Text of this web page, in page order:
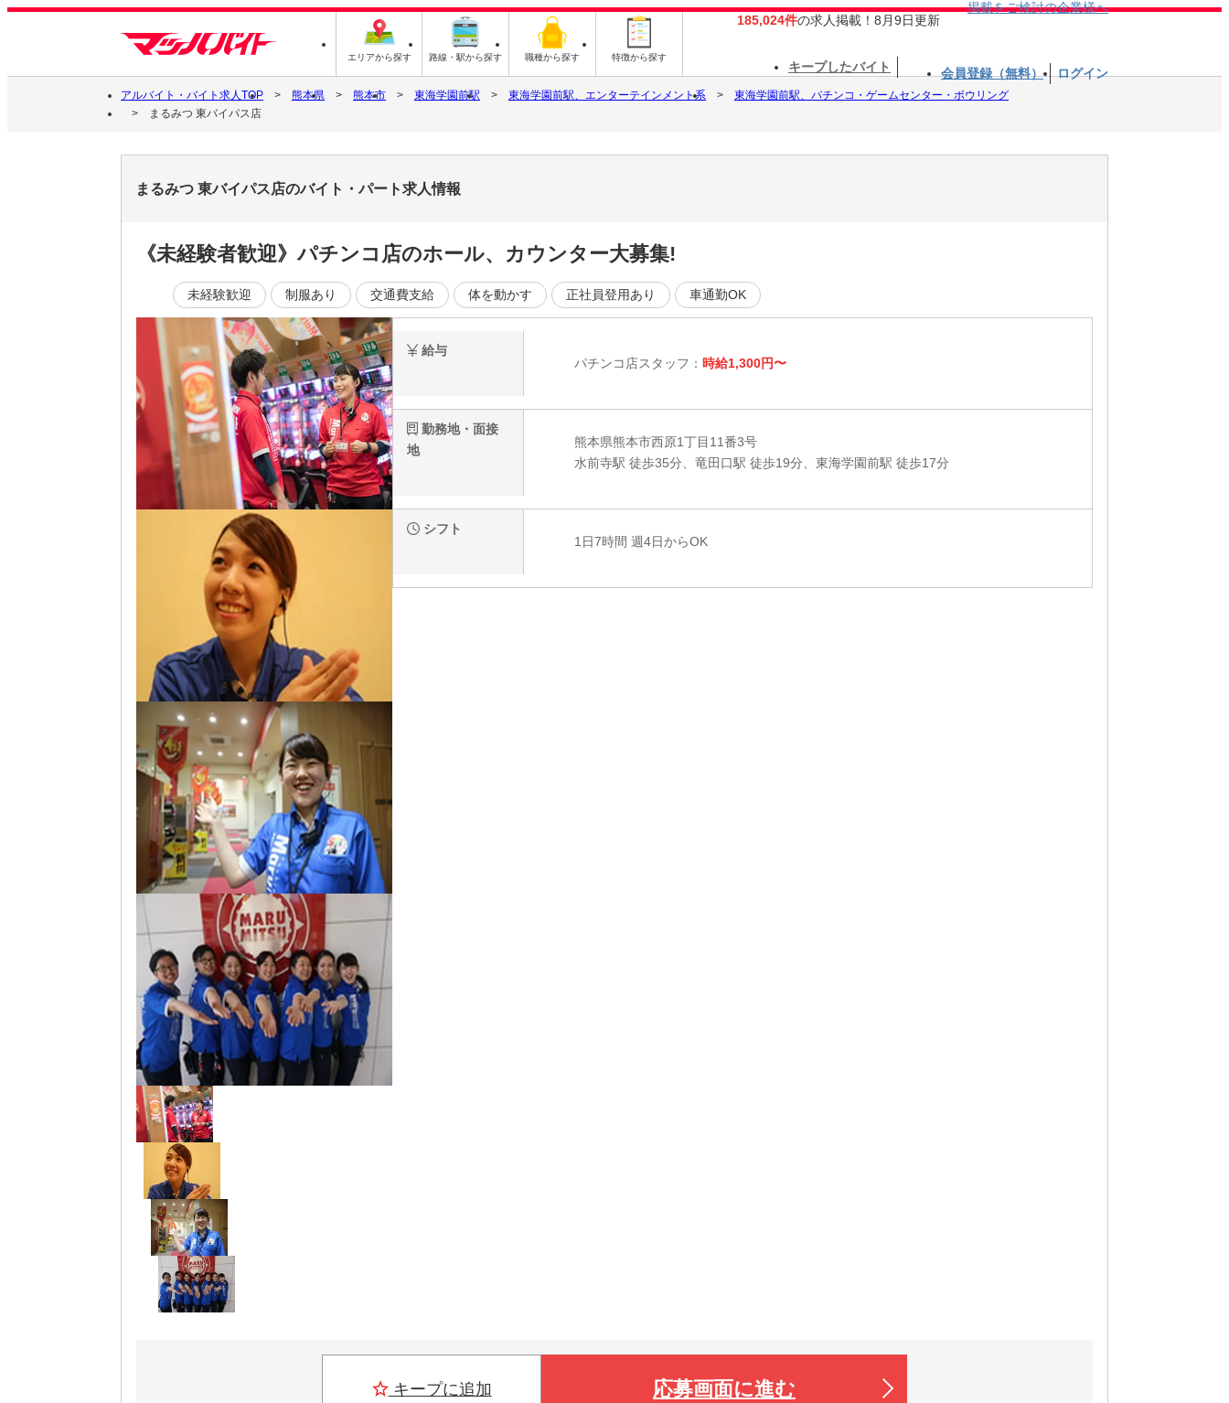
エリアから探す 路線・駅から探す 職種から探す 特徴から探す
185,024件の求人掲載！8月9日更新
掲載をご検討の企業様へ
キープしたバイト 会員登録（無料） ログイン
アルバイト・バイト求人TOP 熊本県 熊本市 東海学園前駅 東海学園前駅、エンターテインメント系
東海学園前駅、パチンコ・ゲームセンター・ボウリング
まるみつ 東バイパス店
まるみつ 東バイパス店のバイト・パート求人情報
《未経験者歓迎》パチンコ店のホール、カウンター大募集!
未経験歓迎 制服あり 交通費支給 体を動かす 正社員登用あり 車通勤OK
給与
パチンコ店スタッフ： 時給1,300円〜
勤務地・面接
地
熊本県熊本市西原1丁目11番3号
水前寺駅 徒歩35分、竜田口駅 徒歩19分、東海学園前駅 徒歩17分
シフト
1日7時間 週4日からOK
キープに追加 応募画面に進む